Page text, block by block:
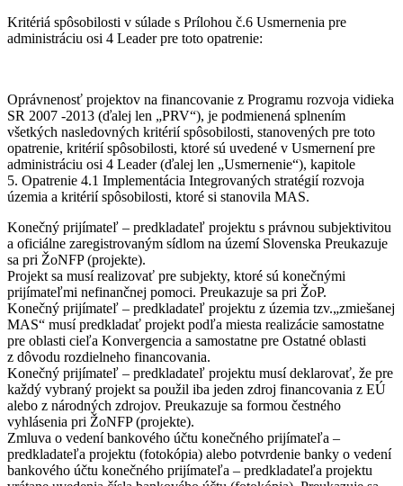
Kritériá spôsobilosti v súlade s Prílohou č.6 Usmernenia pre
administráciu osi 4 Leader pre toto opatrenie:
Oprávnenosť projektov na financovanie z Programu rozvoja vidieka
SR 2007 -2013 (ďalej len „PRV“), je podmienená splnením
všetkých nasledovných kritérií spôsobilosti, stanovených pre toto
opatrenie, kritérií spôsobilosti, ktoré sú uvedené v Usmernení pre
administráciu osi 4 Leader (ďalej len „Usmernenie“), kapitole
5. Opatrenie 4.1 Implementácia Integrovaných stratégií rozvoja
územia a kritérií spôsobilosti, ktoré si stanovila MAS.
Konečný prijímateľ – predkladateľ projektu s právnou subjektivitou
a oficiálne zaregistrovaným sídlom na území Slovenska Preukazuje
sa pri ŽoNFP (projekte).
Projekt sa musí realizovať pre subjekty, ktoré sú konečnými
prijímateľmi nefinančnej pomoci. Preukazuje sa pri ŽoP.
Konečný prijímateľ – predkladateľ projektu z územia tzv.„zmiešanej
MAS“ musí predkladať projekt podľa miesta realizácie samostatne
pre oblasti cieľa Konvergencia a samostatne pre Ostatné oblasti
z dôvodu rozdielneho financovania.
Konečný prijímateľ – predkladateľ projektu musí deklarovať, že pre
každý vybraný projekt sa použil iba jeden zdroj financovania z EÚ
alebo z národných zdrojov. Preukazuje sa formou čestného
vyhlásenia pri ŽoNFP (projekte).
Zmluva o vedení bankového účtu konečného prijímateľa –
predkladateľa projektu (fotokópia) alebo potvrdenie banky o vedení
bankového účtu konečného prijímateľa – predkladateľa projektu